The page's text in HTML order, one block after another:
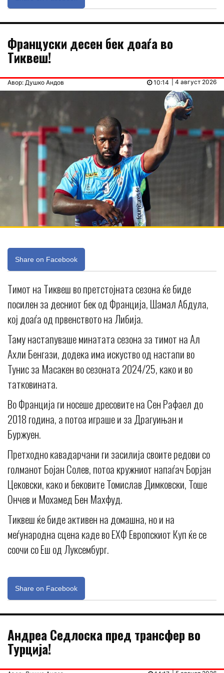
Француски десен бек доаѓа во
Тиквеш!
Авор: Душко Андов | 4 август 2026
10:14
Share on Facebook
Тимот на Тиквеш во претстојната сезона ќе биде
посилен за десниот бек од Франција, Шамал Абдула,
кој доаѓа од првенството на Либија.
Таму настапуваше минатата сезона за тимот на Ал
Ахли Бенгази, додека има искуство од настапи во
Тунис за Масакен во сезоната 2024/25, како и во
татковината.
Во Франција ги носеше дресовите на Сен Рафаел до
2018 година, а потоа играше и за Драгуињан и
Буржуен.
Претходно кавадарчани ги засилија своите редови со
голманот Бојан Солев, потоа кружниот напаѓач Борјан
Цековски, како и бековите Томислав Димковски, Тоше
Ончев и Мохамед Бен Махфуд.
Тиквеш ќе биде активен на домашна, но и на
меѓународна сцена каде во ЕХФ Европскиот Куп ќе се
соочи со Еш од Луксембург.
Share on Facebook
Андреа Седлоска пред трансфер во
Турција!